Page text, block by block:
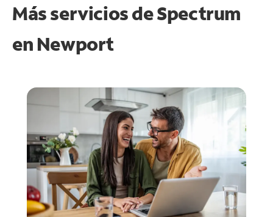
Más servicios de Spectrum
en Newport